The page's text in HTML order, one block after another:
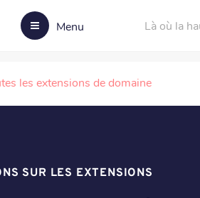
Menu Là où la
les extensions de domaine
SUR LES EXTENSIONS